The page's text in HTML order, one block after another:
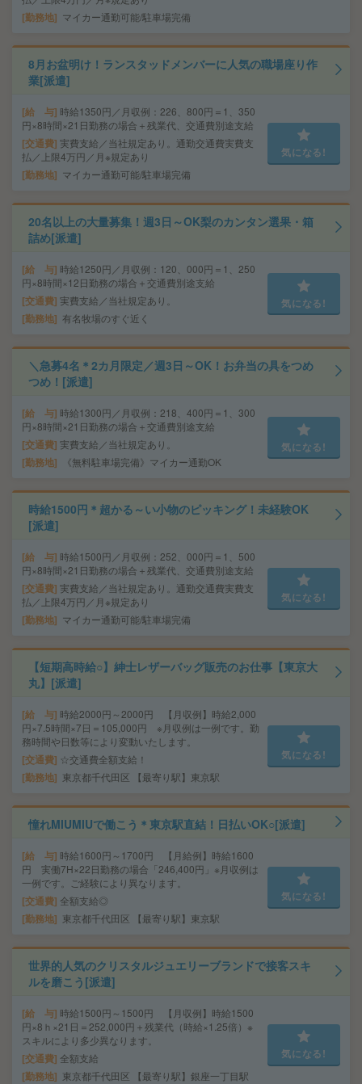
勤務地 マイカー通勤可能/駐車場完備
8月お盆明け！ランスタッドメンバーに人気の職場座り作
業[派遣]
給 与 時給1350円／月収例：226、800円＝1、350
円×8時間×21日勤務の場合＋残業代、交通費別途支給
交通費 実費支給／当社規定あり。通勤交通費実費支
払／上限4万円／月※規定あり
勤務地 マイカー通勤可能/駐車場完備
気になる!
20名以上の大量募集！週3日～OK梨のカンタン選果・箱
詰め[派遣]
給 与 時給1250円／月収例：120、000円＝1、250
円×8時間×12日勤務の場合＋交通費別途支給
交通費 実費支給／当社規定あり。
勤務地 有名牧場のすぐ近く
気になる!
＼急募4名＊2カ月限定／週3日～OK！お弁当の具をつめ
つめ！[派遣]
給 与 時給1300円／月収例：218、400円＝1、300
円×8時間×21日勤務の場合＋交通費別途支給
交通費 実費支給／当社規定あり。
勤務地 《無料駐車場完備》マイカー通勤OK
気になる!
時給1500円＊超かる～い小物のピッキング！未経験OK
[派遣]
給 与 時給1500円／月収例：252、000円＝1、500
円×8時間×21日勤務の場合＋残業代、交通費別途支給
交通費 実費支給／当社規定あり。通勤交通費実費支
払／上限4万円／月※規定あり
勤務地 マイカー通勤可能/駐車場完備
気になる!
【短期高時給○】紳士レザーバッグ販売のお仕事【東京大
丸】[派遣]
給 与 時給2000円～2000円 【月収例】時給2,000
円×7.5時間×7日＝105,000円 ※月収例は一例です。勤
務時間や日数等により変動いたします。
交通費 ☆交通費全額支給！
勤務地 東京都千代田区 【最寄り駅】東京駅
気になる!
憧れMIUMIUで働こう＊東京駅直結！日払いOK○[派遣]
給 与 時給1600円～1700円 【月給例】時給1600
円 実働7H×22日勤務の場合「246,400円」※月収例は
一例です。ご経験により異なります。
交通費 全額支給◎
勤務地 東京都千代田区 【最寄り駅】東京駅
気になる!
世界的人気のクリスタルジュエリーブランドで接客スキ
ルを磨こう[派遣]
給 与 時給1500円～1500円 【月収例】時給1500
円×8ｈ×21日＝252,000円＋残業代（時給×1.25倍）※
スキルにより多少異なります。
交通費 全額支給
勤務地 東京都千代田区 【最寄り駅】銀座一丁目駅
気になる!